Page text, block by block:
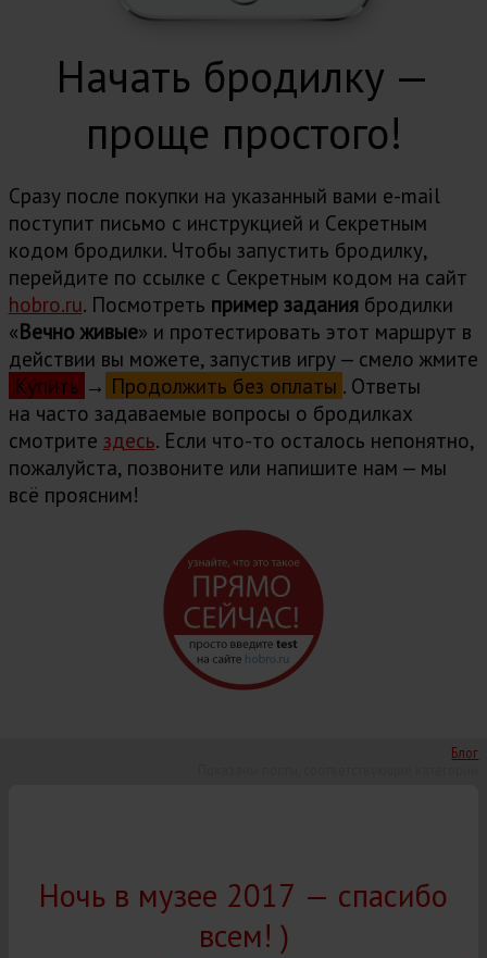
Начать бродилку —
проще простого!
Сразу после покупки на указанный вами e-mail
поступит письмо с инструкцией и Cекретным
кодом бродилки. Чтобы запустить бродилку,
перейдите по ссылке с Секретным кодом на сайт
hobro.ru. Посмотреть пример задания бродилки
«Вечно живые» и протестировать этот маршрут в
действии вы можете, запустив игру — смело жмите
Купить → Продолжить без оплаты . Ответы
на часто задаваемые вопросы о бродилках
cмотрите здесь. Если что-то осталось непонятно,
пожалуйста, позвоните или напишите нам — мы
всё проясним!
Блог
Ночь в музее 2017 — спасибо
всем! )